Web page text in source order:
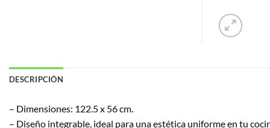
DESCRIPCIÓN
– Dimensiones: 122.5 x 56 cm.
– Diseño integrable, ideal para una estética uniforme en tu